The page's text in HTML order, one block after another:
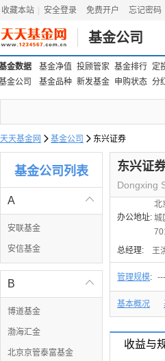
收藏本站 安全登录 免费开户 忘记密码
基金公司
金数据 基金净值 投顾管家 基金排行 定
金公司
基金品种 新发基金 申购状态 分
天天基金网  基金公司  东兴证券
基金公司列表

A
安联基金
安信基金

B
博道基金
渤海汇金
北京京管泰富基金
东兴证
Dongxing
办公地址:
北
城
总经理: 王
管理规模: ---
基本概况
收益与